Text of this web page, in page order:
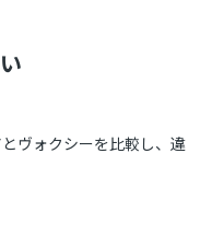
ヴォクシーを比較し、違